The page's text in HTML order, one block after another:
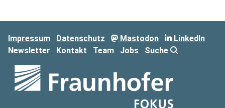
Impressum Datenschutz Mastodon
LinkedIn
Newsletter
Kontakt Team Jobs Suche